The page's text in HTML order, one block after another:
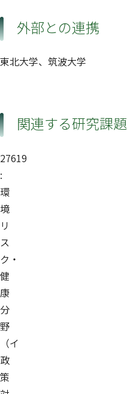
外部との連携
東北大学、筑波大学
関連する研究課題
27619
:
環
境
リ
ス
ク・
健
康
分
野
（イ
政
策